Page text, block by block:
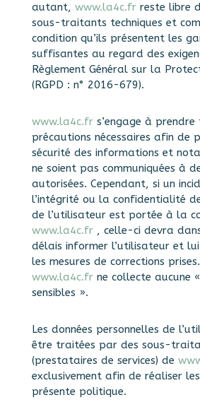
autant, www.la4c.frreste libre
sous-traitants techniques et
condition qu’ils présentent les
suffisantes au regard des
Règlement Général sur la
(RGPD : n° 2016-679).
www.la4c.frs’engage à prendre
précautions nécessaires afin de
sécurité des informations et
ne soient pas communiquées à
autorisées. Cependant, si un
l’intégrité ou la confidentialité
de l’utilisateur est portée à la
www.la4c.fr, celle-ci devra
délais informer l’utilisateur et lui
les mesures de corrections
www.la4c.frne collecte aucune
sensibles ».
Les données personnelles de
être traitées par des sous-
(prestataires de services) de
exclusivement afin de réaliser
présente politique.